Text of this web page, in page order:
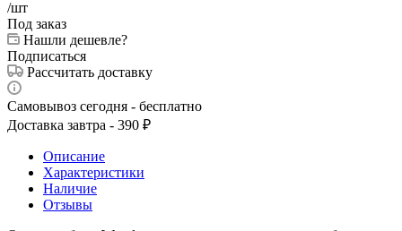
/шт
Под заказ
Нашли дешевле?
Подписаться
Рассчитать доставку
Самовывоз сегодня - бесплатно
Доставка завтра - 390 ₽
Описание
Характеристики
Наличие
Отзывы